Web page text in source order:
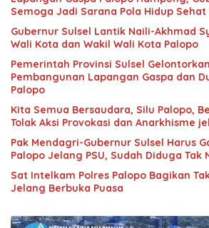
Semoga Jadi Sarana Pola Hidup Sehat
Gubernur Sulsel Lantik Naili-Akhmad
Wali Kota dan Wakil Wali Kota Palopo
Pemerintah Provinsi Sulsel
Pembangunan Lapangan Gaspa dan
Palopo
Kita Semua Bersaudara, Silu Palopo,
Tolak Aksi Provokasi dan Anarkhisme
Pak Mendagri-Gubernur Sulsel Harus
Palopo Jelang PSU, Sudah Diduga Tak
Sat Intelkam Polres Palopo Bagikan
Jelang Berbuka Puasa